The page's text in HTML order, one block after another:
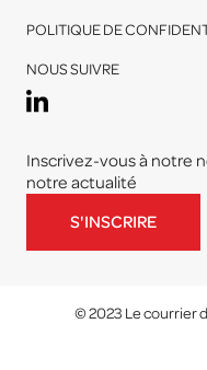
POLITIQUE DE
NOUS SUIVRE
Inscrivez-vous à notre
notre actualité
S'INSCRIRE
© 2023 Le courrier